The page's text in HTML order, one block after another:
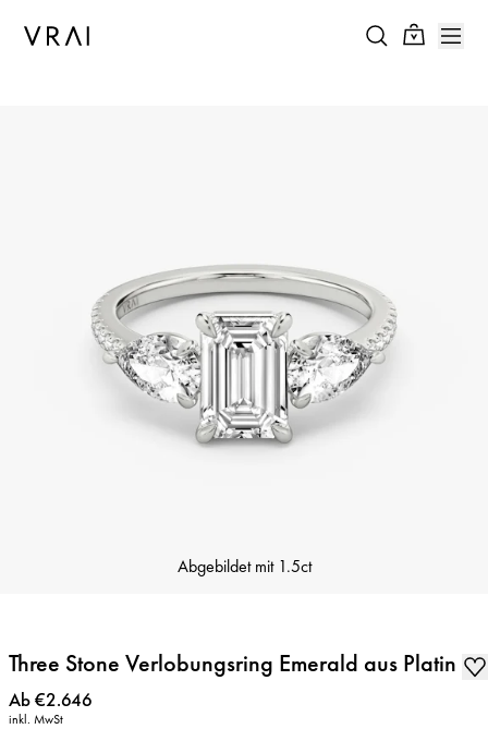
Abgebildet mit 1.5ct
Three Stone Verlobungsring Emerald aus Platin
Preis:
Ab €2.646
inkl. MwSt